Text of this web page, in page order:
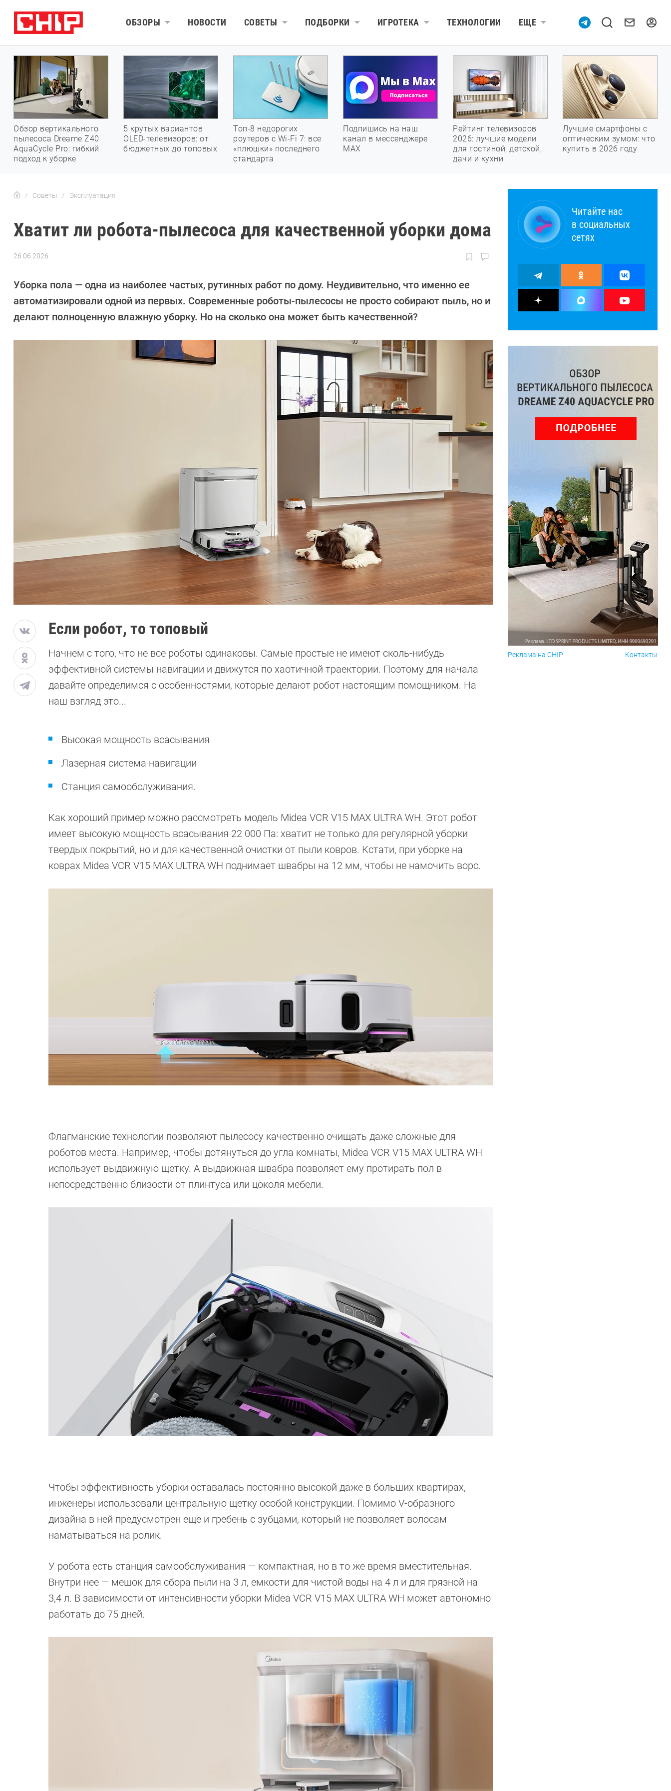
ОБЗОРЫ НОВОСТИ СОВЕТЫ ПОДБОРКИ ИГРОТЕКА ТЕХНОЛОГИИ ЕЩЕ
Обзор вертикального
пылесоса Dreame Z40
AquaCycle Pro: гибкий
подход к уборке
5 крутых вариантов
OLED-телевизоров: от
бюджетных до топовых
Топ-8 недорогих
роутеров с Wi-Fi 7: все
«плюшки» последнего
стандарта
Подпишись на наш
канал в мессенджере
МАХ
Рейтинг телевизоров
2026: лучшие модели
для гостиной, детской,
дачи и кухни
Лучшие смартфоны с
оптическим зумом: что
купить в 2026 году
Советы Эксплуатация
Хватит ли робота-пылесоса для качественной уборки дома
26.06.2026
Уборка пола — одна из наиболее частых, рутинных работ по дому. Неудивительно, что именно ее
автоматизировали одной из первых. Современные роботы-пылесосы не просто собирают пыль, но и
делают полноценную влажную уборку. Но на сколько она может быть качественной?
Если робот, то топовый
Начнем с того, что не все роботы одинаковы. Самые простые не имеют сколь-нибудь
эффективной системы навигации и движутся по хаотичной траектории. Поэтому для начала
давайте определимся с особенностями, которые делают робот настоящим помощником. На
наш взгляд это...
Высокая мощность всасывания
Лазерная система навигации
Станция самообслуживания.
Как хороший пример можно рассмотреть модель Midea VCR V15 MAX ULTRA WH. Этот робот
имеет высокую мощность всасывания 22 000 Па: хватит не только для регулярной уборки
твердых покрытий, но и для качественной очистки от пыли ковров. Кстати, при уборке на
коврах Midea VCR V15 MAX ULTRA WH поднимает швабры на 12 мм, чтобы не намочить ворс.
Флагманские технологии позволяют пылесосу качественно очищать даже сложные для
роботов места. Например, чтобы дотянуться до угла комнаты, Midea VCR V15 MAX ULTRA WH
использует выдвижную щетку. А выдвижная швабра позволяет ему протирать пол в
непосредственно близости от плинтуса или цоколя мебели.
Чтобы эффективность уборки оставалась постоянно высокой даже в больших квартирах,
инженеры использовали центральную щетку особой конструкции. Помимо V-образного
дизайна в ней предусмотрен еще и гребень с зубцами, который не позволяет волосам
наматываться на ролик.
У робота есть станция самообслуживания — компактная, но в то же время вместительная.
Внутри нее — мешок для сбора пыли на 3 л, емкости для чистой воды на 4 л и для грязной на
3,4 л. В зависимости от интенсивности уборки Midea VCR V15 MAX ULTRA WH может автономно
работать до 75 дней.
Читайте нас
в социальных
сетях
Реклама на CHIP Контакты